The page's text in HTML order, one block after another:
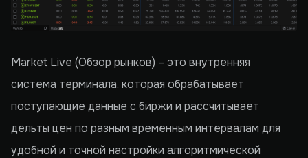
Market Live (Обзор рынков) – это внутренняя
система терминала, которая обрабатывает
поступающие данные с биржи и рассчитывает
дельты цен по разным временным интервалам для
удобной и точной настройки алгоритмической